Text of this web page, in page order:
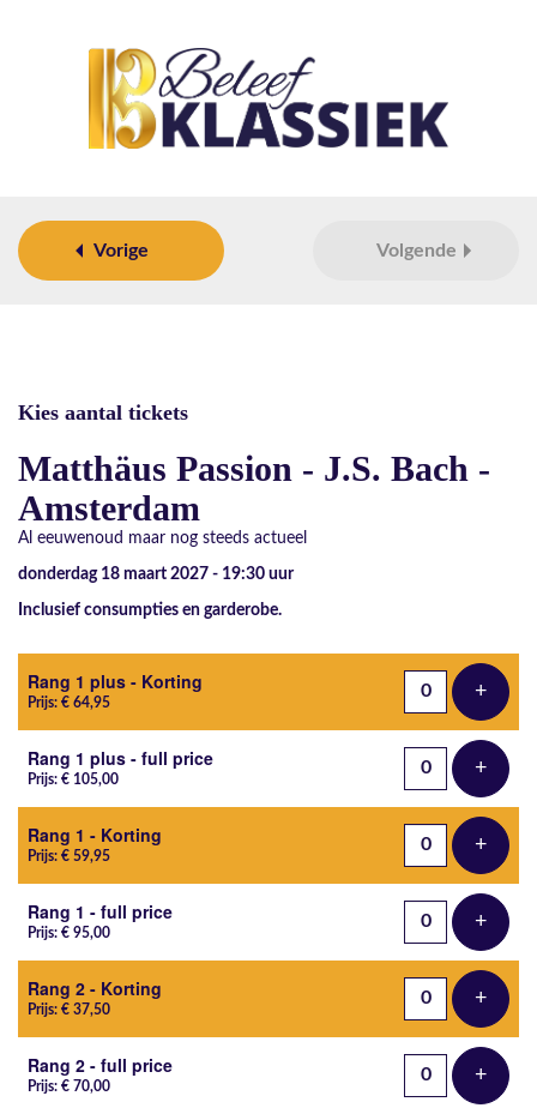
Vorige Volgende
Kies aantal tickets
Matthäus Passion - J.S. Bach -
Amsterdam
Al eeuwenoud maar nog steeds actueel
donderdag 18 maart 2027 - 19:30 uur
Inclusief consumpties en garderobe.
Aantal tickets
Rang 1 plus - Korting
Prijs: € 64,95 +Voeg
Rang 1 plus - full price
Prijs: € 105,00 +Voeg
Rang 1 - Korting
Prijs: € 59,95 +Voeg
Rang 1 - full price
Prijs: € 95,00 +Voeg
Rang 2 - Korting
Prijs: € 37,50 +Voeg
Rang 2 - full price
Prijs: € 70,00 +Voeg